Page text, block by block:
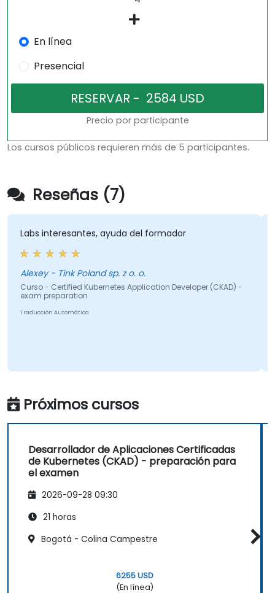
En línea
Presencial
Precio por participante
Los cursos públicos requieren más de 5 participantes.
Reseñas (7)
interesantes, ayuda del formador
Alexey - Tink Poland sp. z o. o.
- Certified Kubernetes Application Developer (CKAD) -
preparation
Automática
Curso -
Próximos cursos
Desarrollador de Aplicaciones Certificadas
de Kubernetes (CKAD) - preparación para
el examen
2026-09-28 09:30
21 horas
Bogotá - Colina Campestre
6255 USD
(En línea)